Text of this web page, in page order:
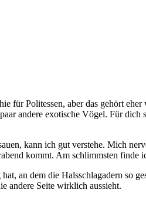
für Politessen, aber das gehört
andere exotische Vögel. Für
kann ich gut verstehe. Mich
kommt. Am schlimmsten finde
an dem die Halsschlagadern so
andere Seite wirklich aussieht.